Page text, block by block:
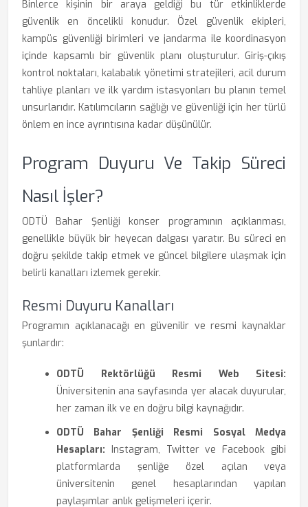
Binlerce kişinin bir araya geldiği bu tür etkinliklerde
güvenlik en öncelikli konudur. Özel güvenlik ekipleri,
kampüs güvenliği birimleri ve jandarma ile koordinasyon
içinde kapsamlı bir güvenlik planı oluşturulur. Giriş-çıkış
kontrol noktaları, kalabalık yönetimi stratejileri, acil durum
tahliye planları ve ilk yardım istasyonları bu planın temel
unsurlarıdır. Katılımcıların sağlığı ve güvenliği için her türlü
önlem en ince ayrıntısına kadar düşünülür.
Program Duyuru Ve Takip Süreci
Nasıl İşler?
ODTÜ Bahar Şenliği konser programının açıklanması,
genellikle büyük bir heyecan dalgası yaratır. Bu süreci en
doğru şekilde takip etmek ve güncel bilgilere ulaşmak için
belirli kanalları izlemek gerekir.
Resmi Duyuru Kanalları
Programın açıklanacağı en güvenilir ve resmi kaynaklar
şunlardır:
ODTÜ Rektörlüğü Resmi Web Sitesi:
Üniversitenin ana sayfasında yer alacak duyurular,
her zaman ilk ve en doğru bilgi kaynağıdır.
ODTÜ Bahar Şenliği Resmi Sosyal Medya
Hesapları: Instagram, Twitter ve Facebook gibi
platformlarda şenliğe özel açılan veya
üniversitenin genel hesaplarından yapılan
paylaşımlar anlık gelişmeleri içerir.